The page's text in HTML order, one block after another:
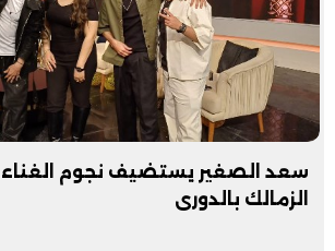
سعد الصغير يستضيف نجوم الغناء
الزمالك بالدورى